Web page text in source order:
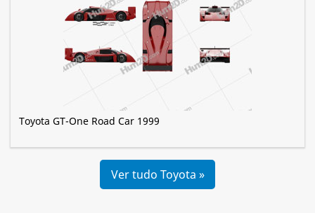
Toyota GT-One Road Car 1999
Ver tudo Toyota »